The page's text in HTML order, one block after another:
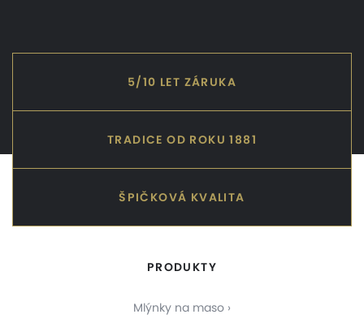
5/10 LET ZÁRUKA
TRADICE OD ROKU 1881
ŠPIČKOVÁ KVALITA
PRODUKTY
Mlýnky na maso